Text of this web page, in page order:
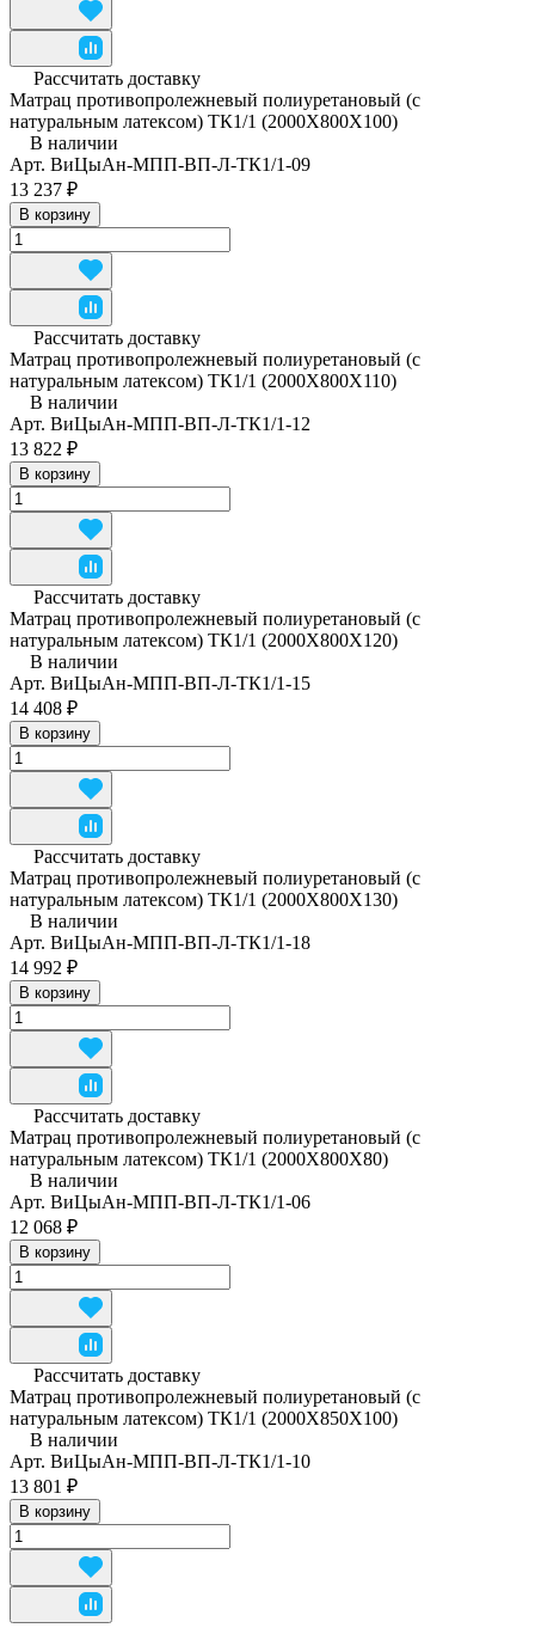
Рассчитать доставку
Матрац противопролежневый полиуретановый (с
натуральным латексом) ТК1/1 (2000Х800Х100)
В наличии
Арт. ВиЦыАн-МПП-ВП-Л-ТК1/1-09
13 237 ₽
В корзину
Рассчитать доставку
Матрац противопролежневый полиуретановый (с
натуральным латексом) ТК1/1 (2000Х800Х110)
В наличии
Арт. ВиЦыАн-МПП-ВП-Л-ТК1/1-12
13 822 ₽
В корзину
Рассчитать доставку
Матрац противопролежневый полиуретановый (с
натуральным латексом) ТК1/1 (2000Х800Х120)
В наличии
Арт. ВиЦыАн-МПП-ВП-Л-ТК1/1-15
14 408 ₽
В корзину
Рассчитать доставку
Матрац противопролежневый полиуретановый (с
натуральным латексом) ТК1/1 (2000Х800Х130)
В наличии
Арт. ВиЦыАн-МПП-ВП-Л-ТК1/1-18
14 992 ₽
В корзину
Рассчитать доставку
Матрац противопролежневый полиуретановый (с
натуральным латексом) ТК1/1 (2000Х800Х80)
В наличии
Арт. ВиЦыАн-МПП-ВП-Л-ТК1/1-06
12 068 ₽
В корзину
Рассчитать доставку
Матрац противопролежневый полиуретановый (с
натуральным латексом) ТК1/1 (2000Х850Х100)
В наличии
Арт. ВиЦыАн-МПП-ВП-Л-ТК1/1-10
13 801 ₽
В корзину